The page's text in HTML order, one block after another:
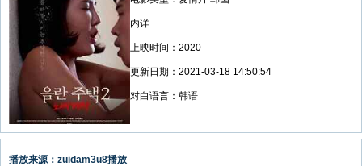
内详
上映时间：2020
更新日期：2021-03-18 14:50:54
对白语言：韩语
播放来源：zuidam3u8播放